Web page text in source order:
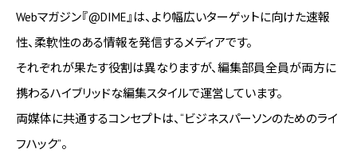
Webマガジン『@DIME』は、より幅広いターゲットに向けた速報
性、柔軟性のある情報を発信するメディアです。
それぞれが果たす役割は異なりますが、編集部員全員が両方に
携わるハイブリッドな編集スタイルで運営しています。
両媒体に共通するコンセプトは、“ビジネスパーソンのためのライ
フハック”。